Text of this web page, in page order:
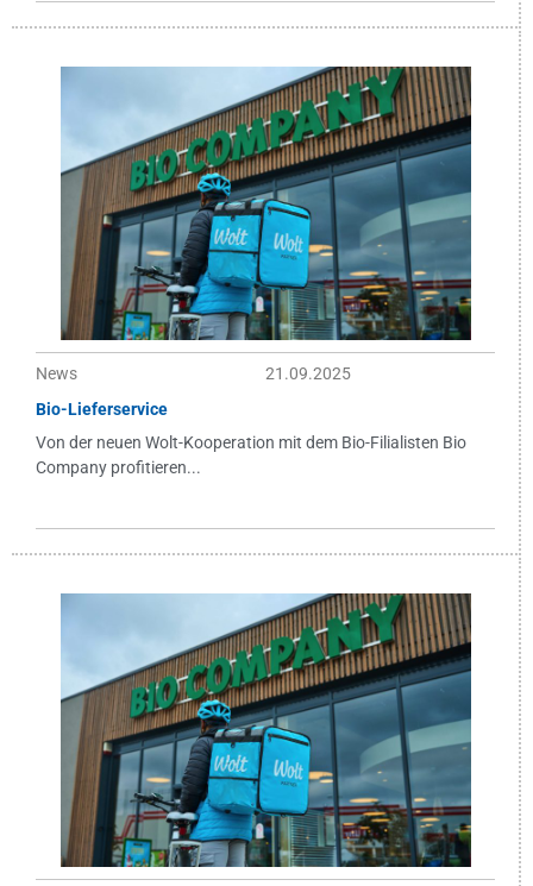
News
21.09.2025
Bio-Lieferservice
Von der neuen Wolt-Kooperation mit dem Bio-Filialisten Bio
Company profitieren...